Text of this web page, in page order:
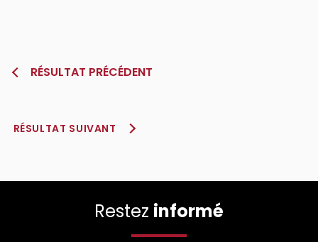
RÉSULTAT PRÉCÉDENT
RÉSULTAT SUIVANT
Restez informé